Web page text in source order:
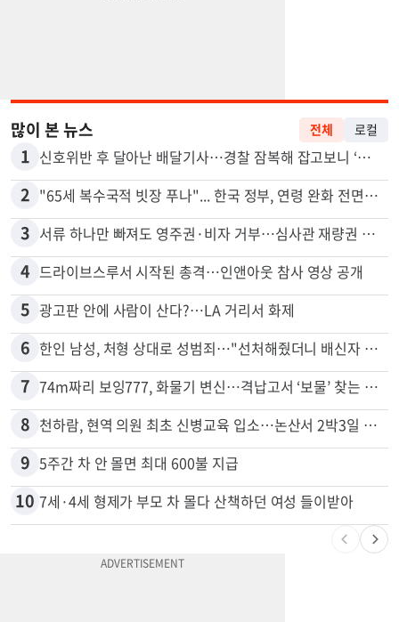
많이 본 뉴스 전체 로컬
1 신호위반 후 달아난 배달기사…경찰 잠복해 잡고보니 ‘반전’
2 "65세 복수국적 빗장 푸나"... 한국 정부, 연령 완화 전면 추진
3 서류 하나만 빠져도 영주권·비자 거부…심사관 재량권 대폭 확대
4 드라이브스루서 시작된 총격…인앤아웃 참사 영상 공개
5 광고판 안에 사람이 산다?…LA 거리서 화제
6 한인 남성, 처형 상대로 성범죄…"선처해줬더니 배신자 취급"
7 74m짜리 보잉777, 화물기 변신…격납고서 ‘보물’ 찾는 인천공항
8 천하람, 현역 의원 최초 신병교육 입소…논산서 2박3일 생활
9 5주간 차 안 몰면 최대 600불 지급
10 7세·4세 형제가 부모 차 몰다 산책하던 여성 들이받아